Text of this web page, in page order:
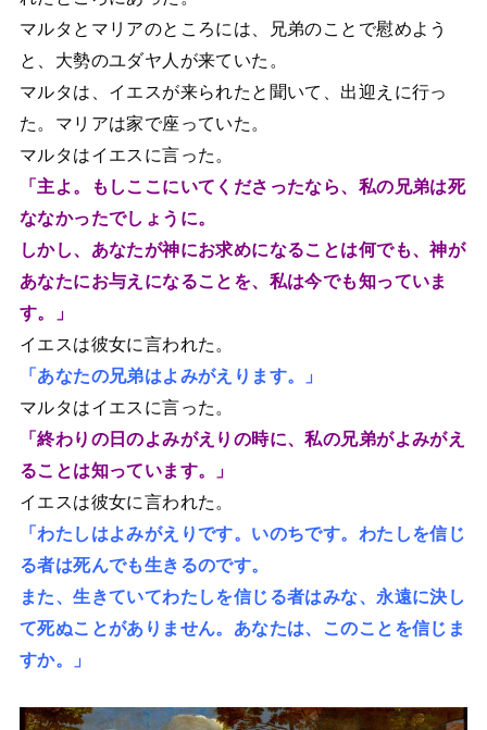
マルタとマリアのところには、兄弟のことで慰めよう
と、大勢のユダヤ人が来ていた。
マルタは、イエスが来られたと聞いて、出迎えに行っ
た。マリアは家で座っていた。
マルタはイエスに言った。
「主よ。もしここにいてくださったなら、私の兄弟は死
ななかったでしょうに。
しかし、あなたが神にお求めになることは何でも、神が
あなたにお与えになることを、私は今でも知っていま
す。」
イエスは彼女に言われた。
「あなたの兄弟はよみがえります。」
マルタはイエスに言った。
「終わりの日のよみがえりの時に、私の兄弟がよみがえ
ることは知っています。」
イエスは彼女に言われた。
「わたしはよみがえりです。いのちです。わたしを信じ
る者は死んでも生きるのです。
また、生きていてわたしを信じる者はみな、永遠に決し
て死ぬことがありません。あなたは、このことを信じま
すか。」